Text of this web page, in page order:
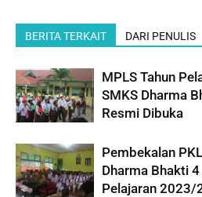
BERITA TERKAIT DARI PENULIS
MPLS Tahun
SMKS Dharma
Resmi Dibuka
Pembekalan
Dharma Bhakti
Pelajaran 2023/